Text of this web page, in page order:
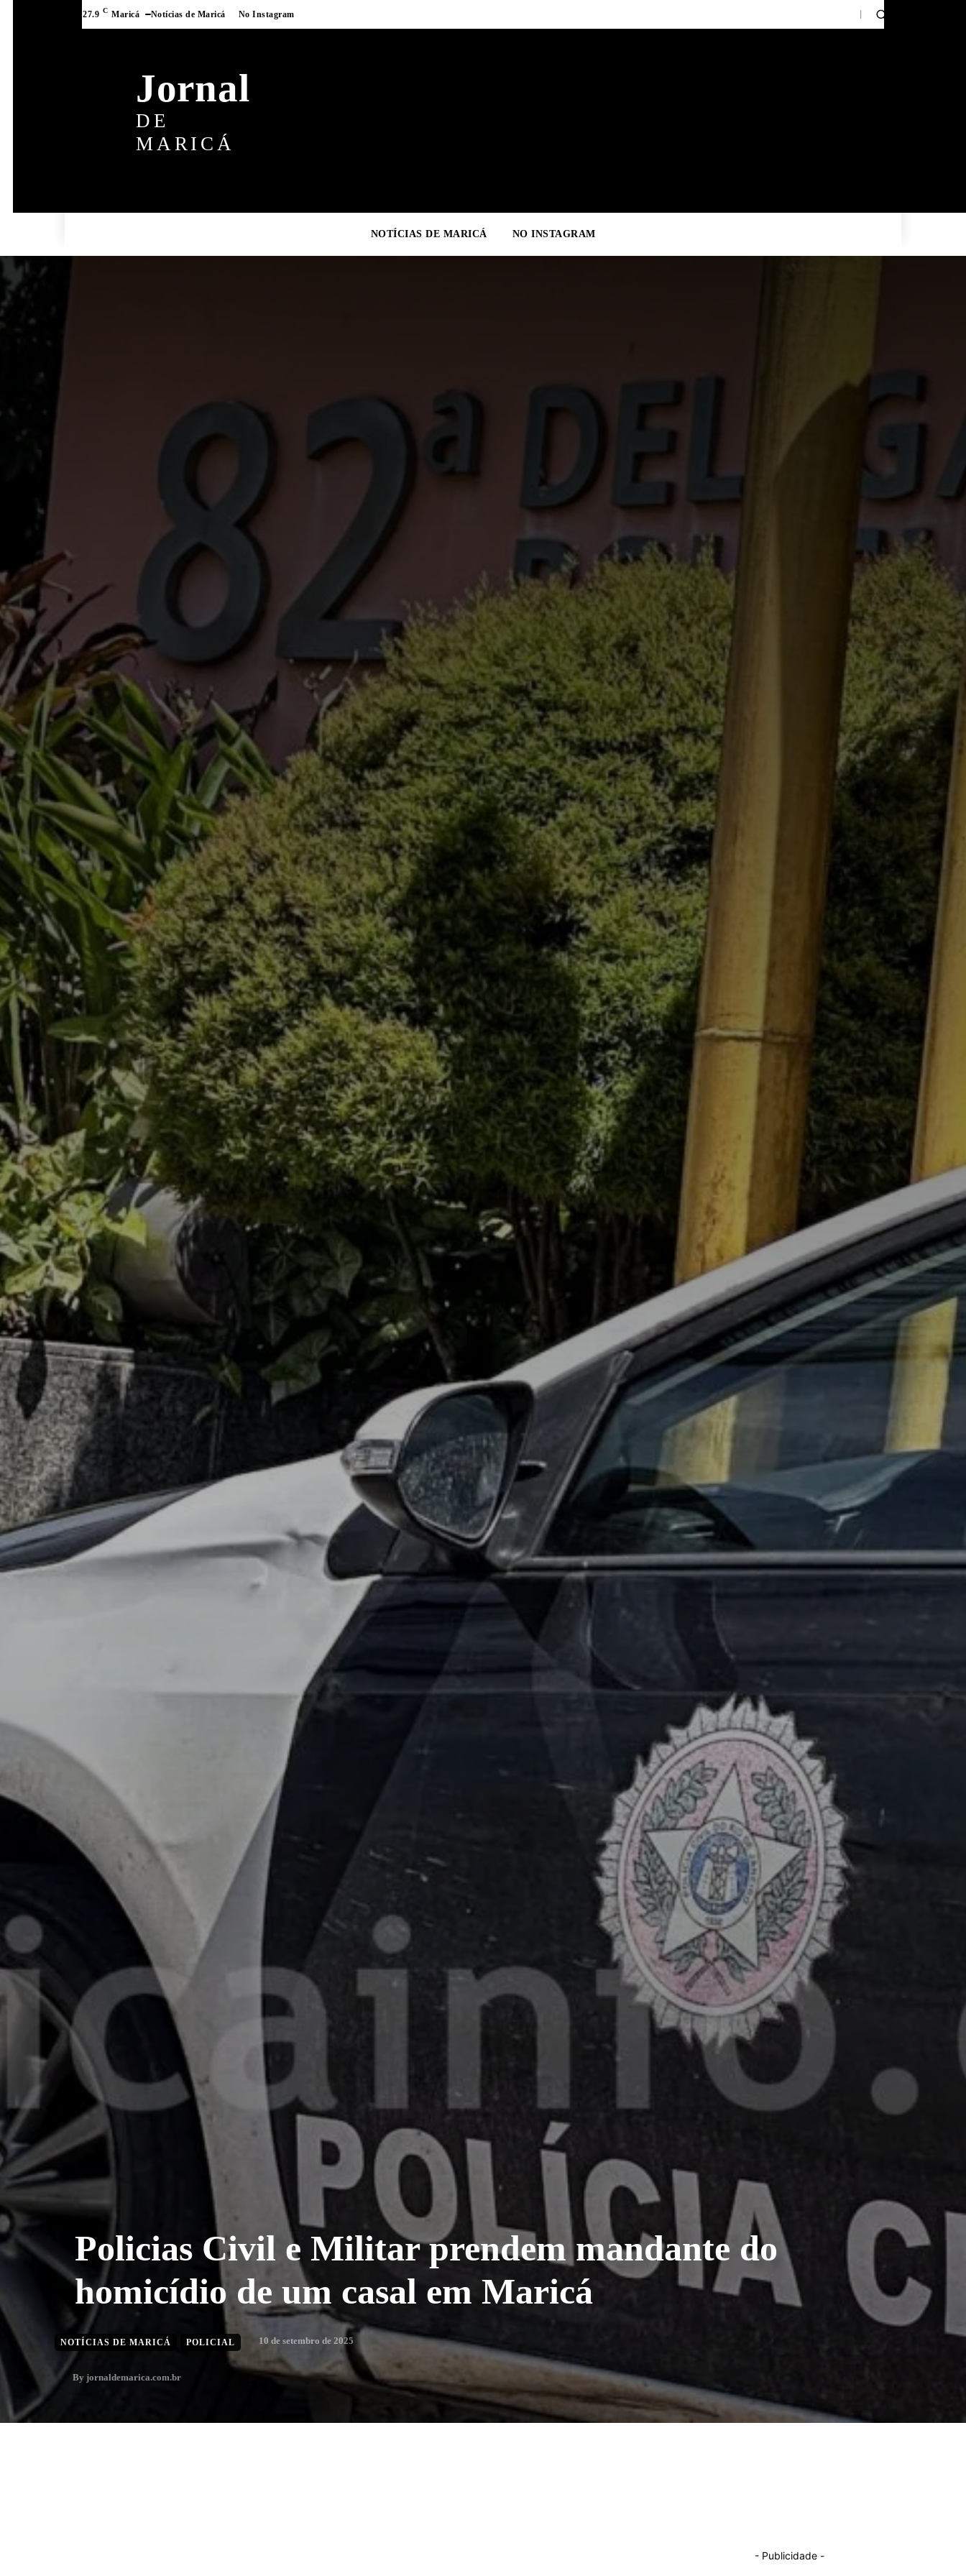
27.9 C Maricá Notícias de Maricá No Instagram
Jornal
DE
MARICÁ
NOTÍCIAS DE MARICÁ NO INSTAGRAM
Policias Civil e Militar prendem mandante do
homicídio de um casal em Maricá
NOTÍCIAS DE MARICÁ POLICIAL 10 de setembro de 2025
By jornaldemarica.com.br
- Publicidade -